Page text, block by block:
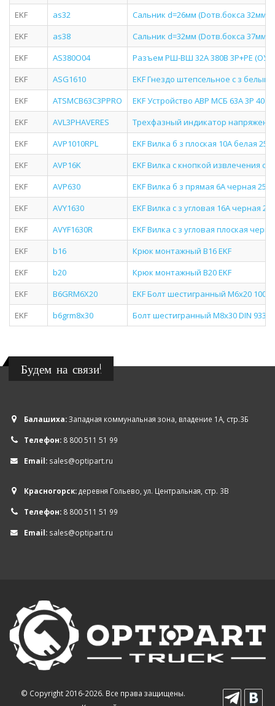
EKF
as32
Сальник d=26мм (Dотв.бокса 32мм)
EKF
as38
Сальник d=32мм (Dотв.бокса 37мм)
EKF
AS380O04
Разъем РШ-ВШ 32А 380В 3P+PE (ОУ)
EKF
ASG1610
EKF Гнездо штепсельное с з белый
EKF
ATSMCB63C3PPRO
EKF Устройство АВР МСБ 63А 3Р
EKF
AVL3PHAVERES
Трехфазный индикатор
EKF
AVP1010RPL
EKF Вилка б з плоская 10А белая
EKF
AVP16K
EKF Вилка с кнопкой извлечения с з
EKF
AVP630
EKF Вилка б з прямая 6А черная
EKF
AVY1630
EKF Вилка c з угловая 16А черная
EKF
AVYF1630R
EKF Вилка c з угловая плоская
EKF
b16
Крюк монтажный B16 EKF
EKF
b20
Крюк монтажный B20 EKF
EKF
B6GRM6X20
EKF Болт шестигранный М6х20 100
EKF
b6grm8x30 Болт шестигранный М8х30 DIN 933
Будем на связи!
Балашиха:Западная коммунальная зона, владение 1А, стр.3Б
Телефон: 8 800 511 51 99
Email: sales@optipart.ru
Красногорск:деревня Гольево, ул. Центральная, стр. 3В
Телефон: 8 800 511 51 99
Email: sales@optipart.ru
© Copyright 2016-2026. Все права защищены.